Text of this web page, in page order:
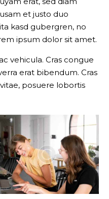
et justo duo
kasd gubergren, no
ipsum dolor sit amet.
vehicula. Cras congue
erat bibendum. Cras
posuere lobortis